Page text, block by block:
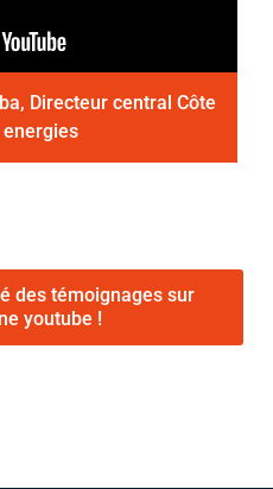
Directeur central Côte
des témoignages sur
youtube !